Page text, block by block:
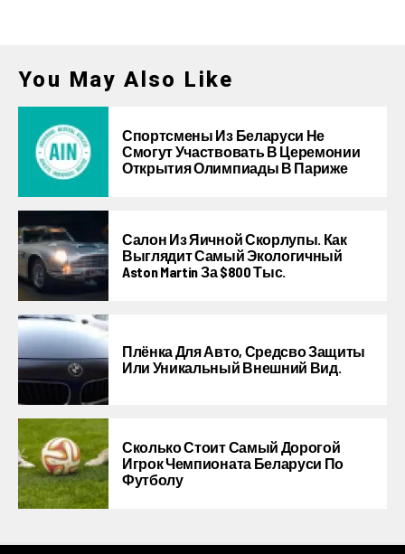
You May Also Like
Спортсмены Из Беларуси Не
Смогут Участвовать В Церемонии
Открытия Олимпиады В Париже
Салон Из Яичной Скорлупы. Как
Выглядит Самый Экологичный
Aston Martin За $800 Тыс.
Плёнка Для Авто, Средсво Защиты
Или Уникальный Внешний Вид.
Сколько Стоит Самый Дорогой
Игрок Чемпионата Беларуси По
Футболу